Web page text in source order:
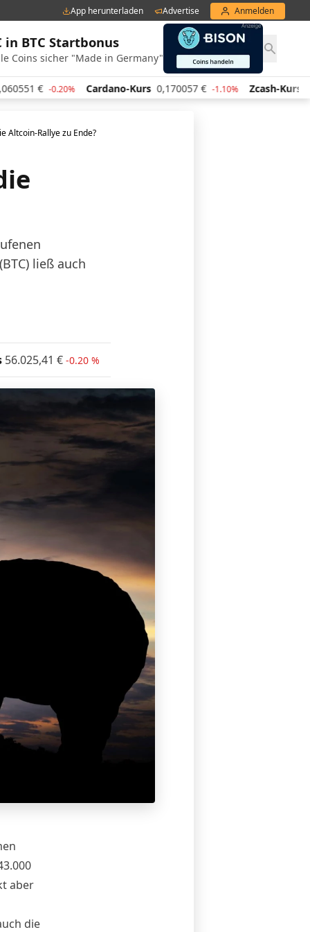
App herunterladen Advertise Anmelden
in BTC Startbonus
Coins sicher "Made in Germany"
€ -0.20% Cardano-Kurs 0,170057 € -1.10% Zcash-Kurs
Altcoin-Rallye zu Ende?
ließ auch
56.025,41 € -0.20 %
aber
die